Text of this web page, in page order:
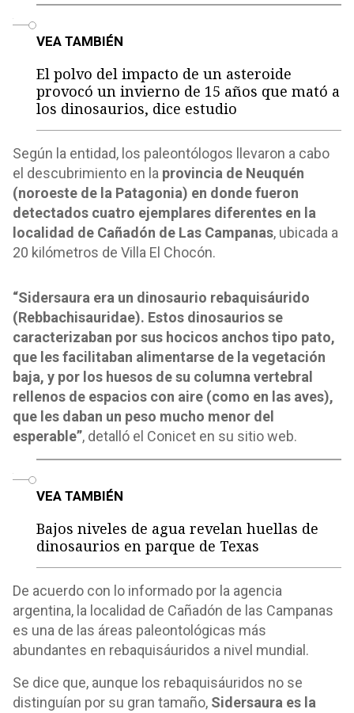
VEA TAMBIÉN
El polvo del impacto de un asteroide
provocó un invierno de 15 años que mató a
los dinosaurios, dice estudio
Según la entidad, los paleontólogos llevaron a cabo
el descubrimiento en la provincia de Neuquén
(noroeste de la Patagonia) en donde fueron
detectados cuatro ejemplares diferentes en la
localidad de Cañadón de Las Campanas, ubicada a
20 kilómetros de Villa El Chocón.
“Sidersaura era un dinosaurio rebaquisáurido
(Rebbachisauridae). Estos dinosaurios se
caracterizaban por sus hocicos anchos tipo pato,
que les facilitaban alimentarse de la vegetación
baja, y por los huesos de su columna vertebral
rellenos de espacios con aire (como en las aves),
que les daban un peso mucho menor del
esperable”, detalló el Conicet en su sitio web.
VEA TAMBIÉN
Bajos niveles de agua revelan huellas de
dinosaurios en parque de Texas
De acuerdo con lo informado por la agencia
argentina, la localidad de Cañadón de las Campanas
es una de las áreas paleontológicas más
abundantes en rebaquisáuridos a nivel mundial.
Se dice que, aunque los rebaquisáuridos no se
distinguían por su gran tamaño, Sidersaura es la